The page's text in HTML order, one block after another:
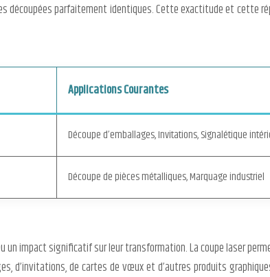
découpées parfaitement identiques. Cette exactitude et cette
Applications Courantes
Découpe d’emballages, Invitations, Signalétique
Découpe de pièces métalliques, Marquage industriel
impact significatif sur leur transformation. La coupe laser
d’invitations, de cartes de vœux et d’autres produits